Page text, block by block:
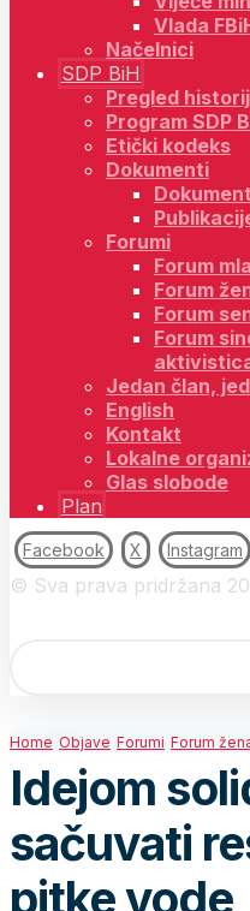
Vlada
Načelnici
SDP BiH
Pregled
Program SDP
Etički kodeks
Dokumenti
Forumi
Forum
Forum
Forum
Forum
Jedan član,
English
Kontakt
Lokalne
Glas slobode
Plan
Facebook X Instagram
© Sva prava pridržana
Home Objave Forumi Forum
Idejom
sačuvati
pitke vode